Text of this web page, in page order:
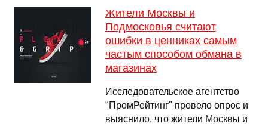
Жители Москвы и
Подмосковья считают
ошибки в ценниках самым
частым способом обмана в
магазинах
Исследовательское агентство
"ПромРейтинг" провело опрос и
выяснило, что жители Москвы и